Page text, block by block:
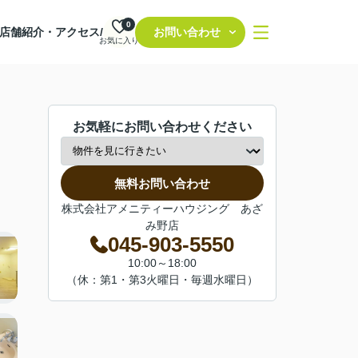
店舗紹介・アクセス/
お気に入り
0
お問い合わせ
お気軽にお問い合わせください
無料お問い合わせ
株式会社アメニティーハウジング あざ
み野店
045-903-5550
10:00～18:00
（休：第1・第3火曜日・毎週水曜日）